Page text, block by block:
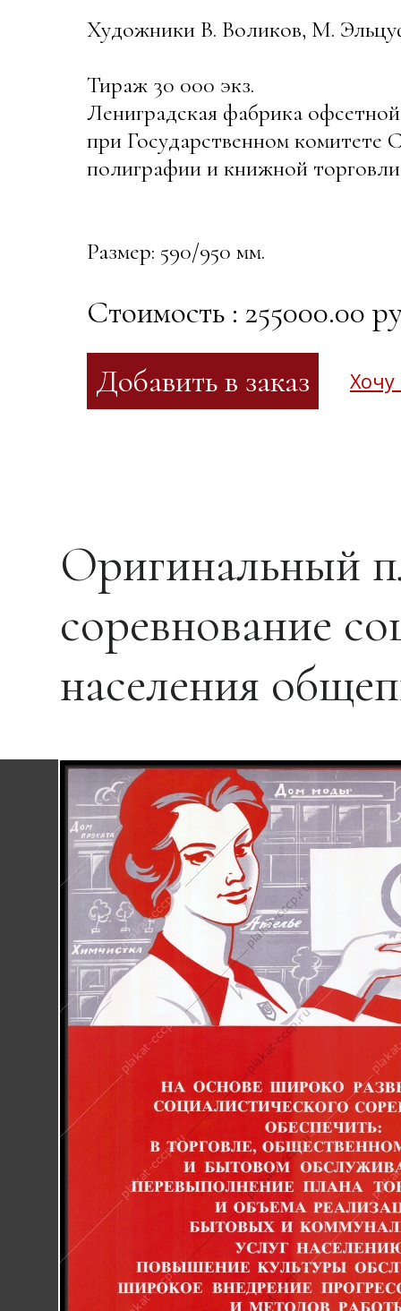
Художники В. Воликов, М.
Тираж 30 000 экз.
Лениградская фабрика
при Государственном
полиграфии и книжной
Размер: 590/950 мм.
Стоимость : 255000.00
Хочу
Оригинальный
соревнование
населения